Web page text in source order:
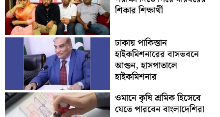
শিকার শিক্ষার্থী
ঢাকায় পাকিস্তান
হাইকমিশনারের বাসভবনে
আগুন, হাসপাতালে
হাইকমিশনার
ওমানে কৃষি শ্রমিক হিসেবে
যেতে পারবেন বাংলাদেশিরা